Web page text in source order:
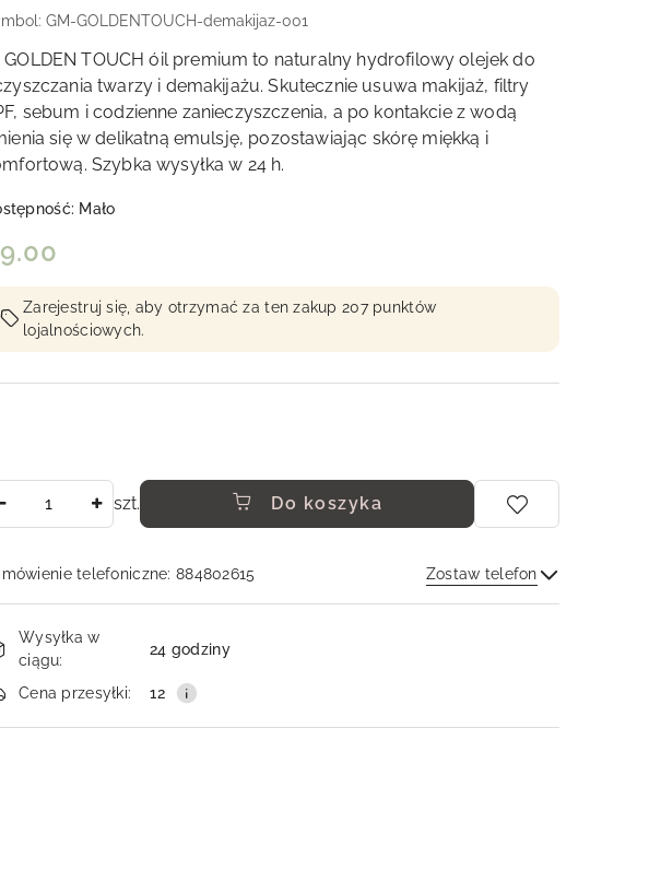
GM-GOLDENTOUCH-demakijaz-001
GOLDEN TOUCH óil premium to naturalny hydrofilowy olejek do
twarzy i demakijażu. Skutecznie usuwa makijaż, filtry
sebum i codzienne zanieczyszczenia, a po kontakcie z wodą
się w delikatną emulsję, pozostawiając skórę miękką i
Szybka wysyłka w 24 h.
Mało
Zarejestruj się, aby otrzymać za ten zakup 207 punktów
lojalnościowych.
szt. Do koszyka
telefoniczne: 884802615 Zostaw telefon
Wyślij
Dostępność
Wysyłka w
ciągu:
24 godziny
Cena przesyłki: 12